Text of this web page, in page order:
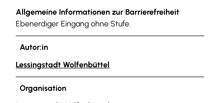
Allgemeine Informationen zur Barrierefreiheit
Ebenerdiger Eingang ohne Stufe.
Autor:in
Lessingstadt Wolfenbüttel
Organisation